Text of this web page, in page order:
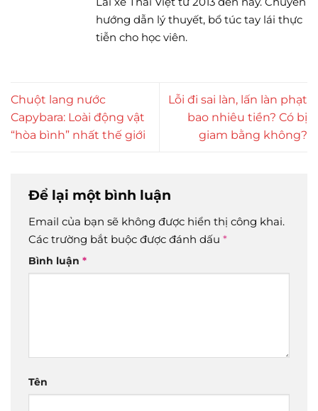
hướng dẫn lý thuyết, bổ túc tay lái thực
tiễn cho học viên.
Chuột lang nước
Capybara: Loài động vật
“hòa bình” nhất thế giới
Lỗi đi sai làn, lấn làn phạt
bao nhiêu tiền? Có bị
giam bằng không?
Để lại một bình luận
Email của bạn sẽ không được hiển thị công khai.
Các trường bắt buộc được đánh dấu *
Bình luận *
Tên